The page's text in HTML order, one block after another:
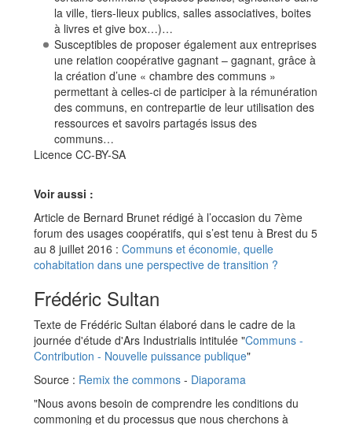
la ville, tiers-lieux publics, salles associatives, boites
à livres et give box…)…
Susceptibles de proposer également aux entreprises
une relation coopérative gagnant – gagnant, grâce à
la création d’une « chambre des communs »
permettant à celles-ci de participer à la rémunération
des communs, en contrepartie de leur utilisation des
ressources et savoirs partagés issus des
communs…
Licence CC-BY-SA
Voir aussi :
Article de Bernard Brunet rédigé à l’occasion du 7ème
forum des usages coopératifs, qui s’est tenu à Brest du 5
au 8 juillet 2016 : Communs et économie, quelle
cohabitation dans une perspective de transition ?
Frédéric Sultan
Texte de Frédéric Sultan élaboré dans le cadre de la
journée d'étude d'Ars Industrialis intitulée "Communs -
Contribution - Nouvelle puissance publique"
Source : Remix the commons - Diaporama
"Nous avons besoin de comprendre les conditions du
commoning et du processus que nous cherchons à